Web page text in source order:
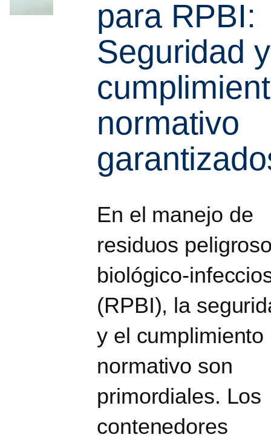
para RPBI:
Seguridad y
normativo
En el manejo de
residuos
biológico-
(RPBI), la
y el cumplimiento
normativo son
primordiales. Los
contenedores